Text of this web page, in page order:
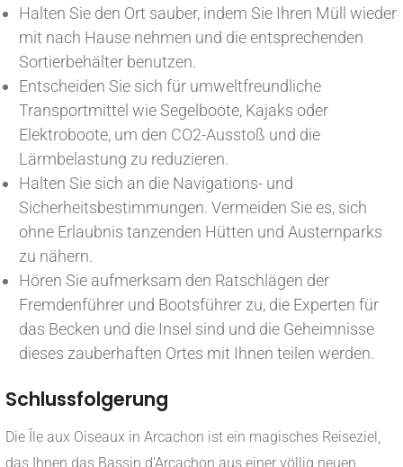
Halten Sie den Ort sauber, indem Sie Ihren Müll wieder
mit nach Hause nehmen und die entsprechenden
Sortierbehälter benutzen.
Entscheiden Sie sich für umweltfreundliche
Transportmittel wie Segelboote, Kajaks oder
Elektroboote, um den CO2-Ausstoß und die
Lärmbelastung zu reduzieren.
Halten Sie sich an die Navigations- und
Sicherheitsbestimmungen. Vermeiden Sie es, sich
ohne Erlaubnis tanzenden Hütten und Austernparks
zu nähern.
Hören Sie aufmerksam den Ratschlägen der
Fremdenführer und Bootsführer zu, die Experten für
das Becken und die Insel sind und die Geheimnisse
dieses zauberhaften Ortes mit Ihnen teilen werden.
Schlussfolgerung
Die Île aux Oiseaux in Arcachon ist ein magisches Reiseziel,
das Ihnen das Bassin d'Arcachon aus einer völlig neuen